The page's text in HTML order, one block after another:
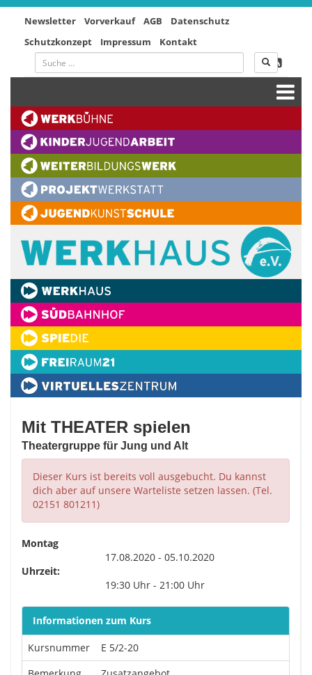
Newsletter Vorverkauf AGB
Datenschutz
Schutzkonzept
Impressum Kontakt
Mit THEATER spielen
Theatergruppe für Jung und Alt
Dieser Kurs ist bereits voll ausgebucht. Du kannst
dich aber auf unsere Warteliste setzen lassen. (Tel.
02151 801211)
Montag
17.08.2020 - 05.10.2020
Uhrzeit:
19:30 Uhr - 21:00 Uhr
Informationen zum Kurs
Kursnummer
E 5/2-20